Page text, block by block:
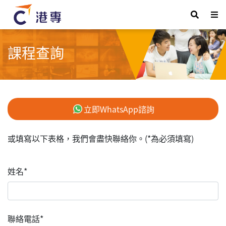
課程查詢
立即WhatsApp諮詢
或填寫以下表格，我們會盡快聯絡你。(*為必須填寫)
姓名*
聯絡電話*